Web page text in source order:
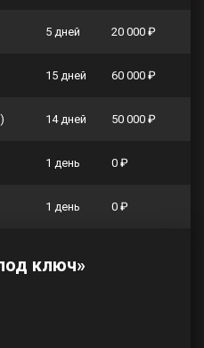
5 дней 20 000 ₽
15 дней 60 000 ₽
14 дней 50 000 ₽
1 день 0 ₽
1 день 0 ₽
ключ»